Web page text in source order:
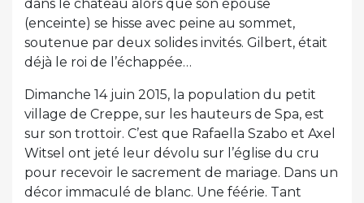
dans le château alors que son épouse
(enceinte) se hisse avec peine au sommet,
soutenue par deux solides invités. Gilbert, était
déjà le roi de l’échappée…
Dimanche 14 juin 2015, la population du petit
village de Creppe, sur les hauteurs de Spa, est
sur son trottoir. C’est que Rafaella Szabo et Axel
Witsel ont jeté leur dévolu sur l’église du cru
pour recevoir le sacrement de mariage. Dans un
décor immaculé de blanc. Une féérie. Tant